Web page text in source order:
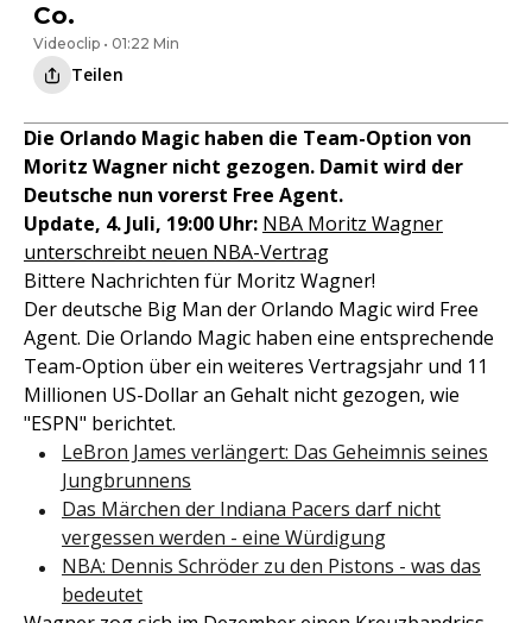
Co.
Videoclip • 01:22 Min
Teilen
Die Orlando Magic haben die Team-Option von
Moritz Wagner nicht gezogen. Damit wird der
Deutsche nun vorerst Free Agent.
Update, 4. Juli, 19:00 Uhr: NBA Moritz Wagner
unterschreibt neuen NBA-Vertrag
Bittere Nachrichten für Moritz Wagner!
Der deutsche Big Man der Orlando Magic wird Free
Agent. Die Orlando Magic haben eine entsprechende
Team-Option über ein weiteres Vertragsjahr und 11
Millionen US-Dollar an Gehalt nicht gezogen, wie
"ESPN" berichtet.
LeBron James verlängert: Das Geheimnis seines
Jungbrunnens
Das Märchen der Indiana Pacers darf nicht
vergessen werden - eine Würdigung
NBA: Dennis Schröder zu den Pistons - was das
bedeutet